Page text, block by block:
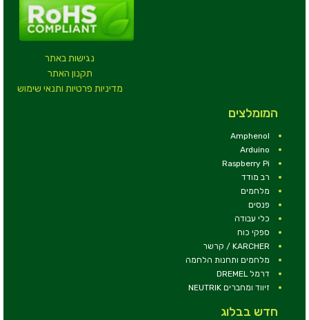
נגישות באתר
תקנון האתר
מדיניות פרטיות ותנאי שימוש
המומלצים
Amphenol
Arduino
Raspberry Pi
רב מודד
מלחמים
פנסים
כלי עבודה
ספקי כוח
KARCHER / קרשר
מלחמים ותחנות הלחמה
דרמל DREMEL
זיווד ומחברים NEUTRIK
חדש בבלוג